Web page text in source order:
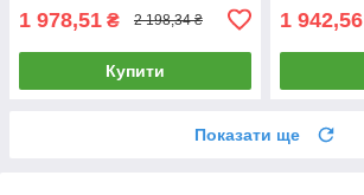
1 978,51 ₴ 2 198,34 ₴
Купити
1 942,56
Показати ще